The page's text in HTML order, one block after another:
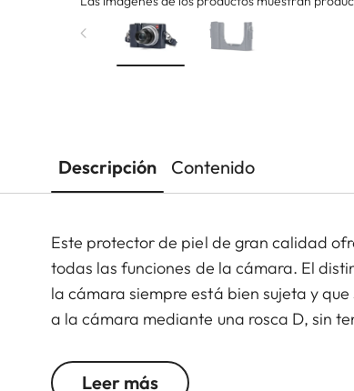
Descripción Contenido
Este protector de piel de gran calidad
todas las funciones de la cámara. El
la cámara siempre está bien sujeta y
a la cámara mediante una rosca D, sin
color azul. El protector solo puede
Leer más